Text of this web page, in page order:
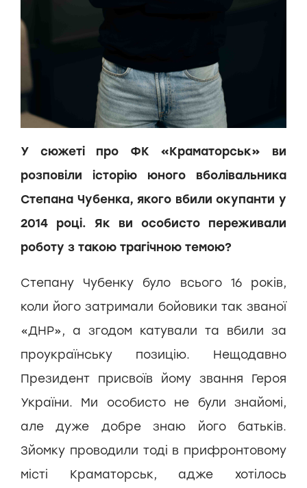
У сюжеті про ФК «Краматорськ» ви
розповіли історію юного вболівальника
Степана Чубенка, якого вбили окупанти у
2014 році. Як ви особисто переживали
роботу з такою трагічною темою?
Степану Чубенку було всього 16 років,
коли його затримали бойовики так званої
«ДНР», а згодом катували та вбили за
проукраїнську позицію. Нещодавно
Президент присвоїв йому звання Героя
України. Ми особисто не були знайомі,
але дуже добре знаю його батьків.
Зйомку проводили тоді в прифронтовому
місті Краматорськ, адже хотілось